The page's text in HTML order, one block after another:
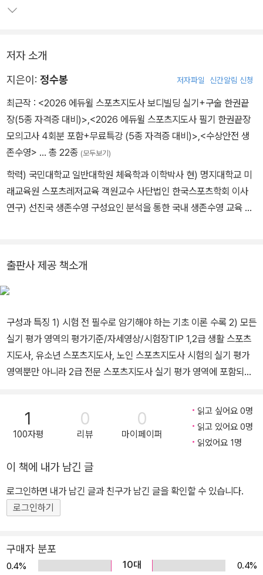
2) 핵심동작 & 핵심구술 랜덤카드
저자 소개
지은이: 정수봉 저자파일 신간알림 신청
최근작 : <2026 에듀윌 스포츠지도사 보디빌딩 실기+구술 한권끝
장(5종 자격증 대비)>,<2026 에듀윌 스포츠지도사 필기 한권끝장
모의고사 4회분 포함+무료특강 (5종 자격증 대비)>,<수상안전 생
존수영> … 총 22종 (모두보기)
학력) 국민대학교 일반대학원 체육학과 이학박사 현) 명지대학교 미
래교육원 스포츠레저교육 객원교수 사단법인 한국스포츠학회 이사
연구) 선진국 생존수영 구성요인 분석을 통한 국내 생존수영 교육 프
빙강사 등
출판사 제공 책소개
구성과 특징 1) 시험 전 필수로 암기해야 하는 기초 이론 수록 2) 모든
실기 평가 영역의 평가기준/자세영상/시험장TIP 1,2급 생활 스포츠
지도사, 유소년 스포츠지도사, 노인 스포츠지도사 시험의 실기 평가
영역뿐만 아니라 2급 전문 스포츠지도사 실기 평가 영역에 포함되어
수록하여 합격기준에 맞는 동작을 연습할 수 있으며, 수험생이 자주
틀리는 NG자세와 주의사항, 시험장 TIP까지 수록했습니다. 3) 중요
도, 모범답안, 키워드를 통해 암기하는 구술시험 빈출문제 구술시험
준으로 중요도를 표시하고, 중요한 내용은 색자로 강조했습니다. 꼭
외워야 하는 주요 키워드의 암기 정도를 체크할 수 있습니다. [특별부
록] 실전처럼 연습하는 핵심동작 & 핵심구술 랜덤카드 카드를 섞고
한 장을 뽑아 실전처럼 연습하고 부족한 부분을 복습할 수 있습니다.
1
100자평
0
리뷰
0
마이페이퍼
읽고 싶어요 0명
읽고 있어요 0명
읽었어요 1명
이 책에 내가 남긴 글
로그인하면 내가 남긴 글과 친구가 남긴 글을 확인할 수 있습니다.
로그인하기
구매자 분포
0.4% 10대
0.4%